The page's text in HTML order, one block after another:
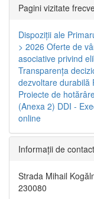
Pagini vizitate
Dispoziţii ale
> 2026 Oferte de
asociative privind
Transparenţa
dezvoltare durabilă
Proiecte de
(Anexa 2) DDI -
online
Informaţii de contact
Strada Mihail
230080